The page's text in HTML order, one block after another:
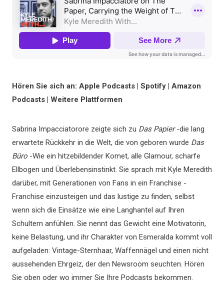
Hören Sie sich an: Apple Podcasts | Spotify | Amazon
Podcasts | Weitere Plattformen
Sabrina Impacciatorore zeigte sich zu Das Papier-die lang
erwartete Rückkehr in die Welt, die von geboren wurde Das
Büro -Wie ein hitzebildender Komet, alle Glamour, scharfe
Ellbogen und Überlebensinstinkt. Sie sprach mit Kyle Meredith
darüber, mit Generationen von Fans in ein Franchise -
Franchise einzusteigen und das lustige zu finden, selbst
wenn sich die Einsätze wie eine Langhantel auf Ihren
Schultern anfühlen. Sie nennt das Gewicht eine Motivatorin,
keine Belastung, und ihr Charakter von Esmeralda kommt voll
aufgeladen: Vintage-Sternhaar, Waffennägel und einen nicht
aussehenden Ehrgeiz, der den Newsroom seuchten. Hören
Sie oben oder wo immer Sie Ihre Podcasts bekommen.